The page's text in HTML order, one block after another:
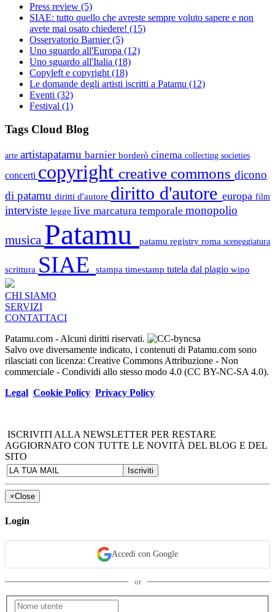
Press review (5)
SIAE: tutto quello che avreste sempre voluto sapere e non
avete mai osato chiedere! (15)
Osservatorio Barnier(5)
Uno sguardo all'Europa (12)
Uno sguardo all'Italia (18)
Copyleft e copyright (18)
Le domande degli artisti iscritti a Patamu (12)
Eventi (32)
Festival (1)
Tags Cloud Blog
arte artistapatamu barnier borderò cinema collecting societies
concerti copyright creative commons dicono
di patamu diritti d'autore diritto d'autore europa film
interviste legge live marcatura temporale monopolio
musica Patamu patamu registry roma sceneggiatura
scrittura SIAE stampa timestamp tutela dal plagio wipo
CHI SIAMO
SERVIZI
CONTATTACI
Patamu.com - Alcuni diritti riservati.
Salvo ove diversamente indicato, i contenuti di Patamu.com sono
rilasciati con licenza: Creative Commons Attribuzione - Non
commerciale - Condividi allo stesso modo 4.0 (CC BY-NC-SA 4.0).
Legal Cookie Policy Privacy Policy
ISCRIVITI ALLA NEWSLETTER PER RESTARE
AGGIORNATO CON TUTTE LE NOVITÀ DEL BLOG E DEL
SITO
×Close
Login
Accedi con Google
or